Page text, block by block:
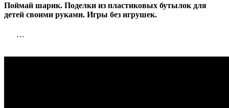
Поймай шарик. Поделки из пластиковых бутылок для
детей своими руками. Игры без игрушек.
…